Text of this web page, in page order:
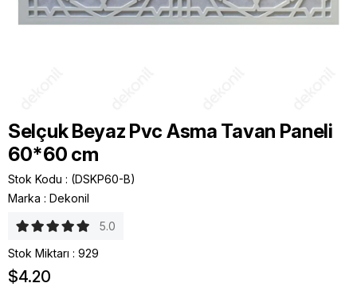
Selçuk Beyaz Pvc Asma Tavan Paneli
60*60 cm
Stok Kodu
(DSKP60-B)
Marka : Dekonil
5.0
Stok Miktarı : 929
$4.20